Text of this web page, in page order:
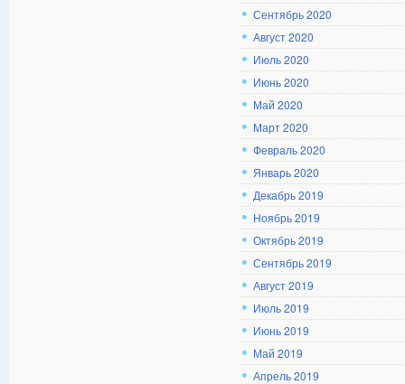
Сентябрь 2020
Август 2020
Июль 2020
Июнь 2020
Май 2020
Март 2020
Февраль 2020
Январь 2020
Декабрь 2019
Ноябрь 2019
Октябрь 2019
Сентябрь 2019
Август 2019
Июль 2019
Июнь 2019
Май 2019
Апрель 2019